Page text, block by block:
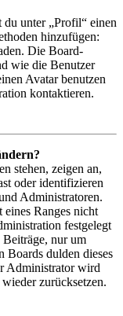
unter „Profil“ einen
hinzufügen:
Die Board-
wie die Benutzer
Avatar benutzen
kontaktieren.
stehen, zeigen an,
oder identifizieren
Administratoren.
Ranges nicht
festgelegt
nur um
Boards dulden dieses
Administrator wird
zurücksetzen.